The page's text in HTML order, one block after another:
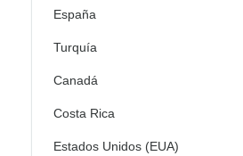
España
Turquía
Canadá
Costa Rica
Estados Unidos (EUA)